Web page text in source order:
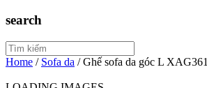
search
Home / Sofa da /Ghế sofa da góc L XAG361